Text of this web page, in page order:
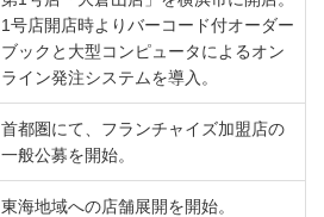
1号店開店時よりバーコード付オーダー
ブックと大型コンピュータによるオン
ライン発注システムを導入。
首都圏にて、フランチャイズ加盟店の
一般公募を開始。
東海地域への店舗展開を開始。